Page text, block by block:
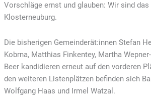
Vorschläge ernst und glauben: Wir sind
Klosterneuburg.
Die bisherigen Gemeinderät:innen Stefan
Kobrna, Matthias Finkentey, Martha
Beer kandidieren erneut auf den vorderen
den weiteren Listenplätzen befinden sich
Wolfgang Haas und Irmel Watzal.